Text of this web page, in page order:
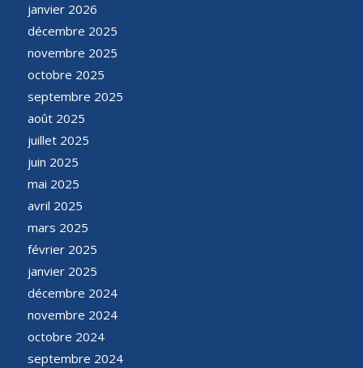
janvier 2026
décembre 2025
novembre 2025
octobre 2025
septembre 2025
août 2025
juillet 2025
juin 2025
mai 2025
avril 2025
mars 2025
février 2025
janvier 2025
décembre 2024
novembre 2024
octobre 2024
septembre 2024